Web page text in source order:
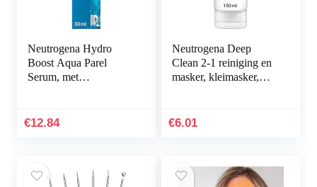
Neutrogena Hydro
Boost Aqua Parel
Serum, met
de vermoeide huid met
€12.84
Neutrogena Deep
Clean 2-1 reiniging en
masker, kleimasker,
gezichtsmasker met…
€6.01